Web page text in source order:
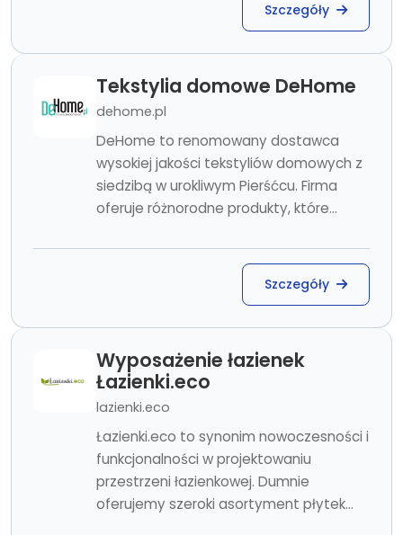
Szczegóły
Tekstylia domowe DeHome
dehome.pl
DeHome to renomowany dostawca
wysokiej jakości tekstyliów domowych z
siedzibą w urokliwym Pierśćcu. Firma
oferuje różnorodne produkty, które...
Szczegóły
Wyposażenie łazienek
Łazienki.eco
lazienki.eco
Łazienki.eco to synonim nowoczesności i
funkcjonalności w projektowaniu
przestrzeni łazienkowej. Dumnie
oferujemy szeroki asortyment płytek...